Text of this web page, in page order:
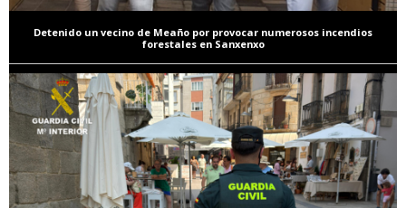
Detenido un vecino de Meaño por provocar numerosos incendios
forestales en Sanxenxo